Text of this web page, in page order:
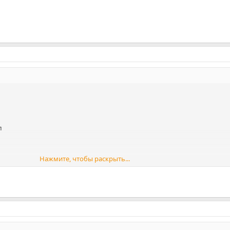
Нажмите, чтобы раскрыть...